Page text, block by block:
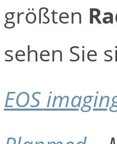
größten
sehen Sie
EOS